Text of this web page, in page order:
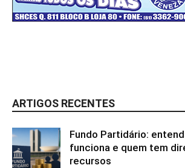
ARTIGOS RECENTES
Fundo Partidário:
funciona e quem tem
recursos